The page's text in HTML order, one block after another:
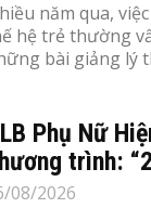
năm qua,
hệ trẻ thường
bài giảng lý
Phụ Nữ
trình:
08/2026